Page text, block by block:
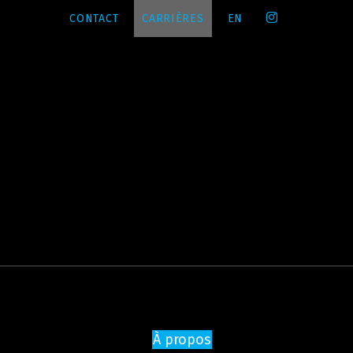
CONTACT CARRIÈRES EN
À propos